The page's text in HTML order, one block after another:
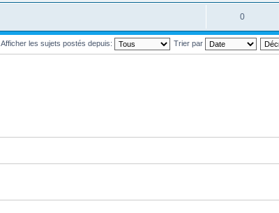
0
Afficher les sujets postés depuis: Trier par